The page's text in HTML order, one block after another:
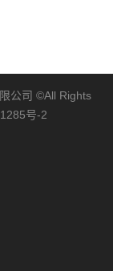
公司 ©All Rights
号-2